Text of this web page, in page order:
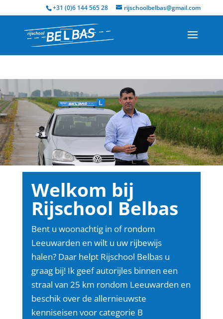
+31 (0)6 144 565 28 rijschoolbelbas@gmail.com
Welkom bij
Rijschool Belbas
Bent u woonachtig in of rondom
Leeuwarden en wilt u uw rijbewijs
halen? Daar helpt Rijschool Belbas u
graag bij! Ik geef autorijles binnen een
straal van 25 km rondom Leeuwarden en
beschik over de allernieuwste
kenniseisen voor categorie B